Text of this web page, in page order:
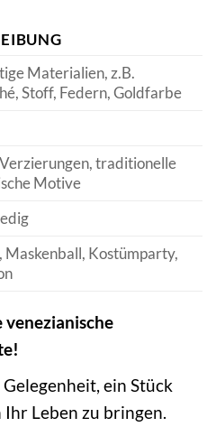
Materialien, z.B.
Stoff, Federn, Goldfarbe
traditionelle
Motive
Maskenball, Kostümparty,
venezianische
ein Stück
Leben zu bringen.